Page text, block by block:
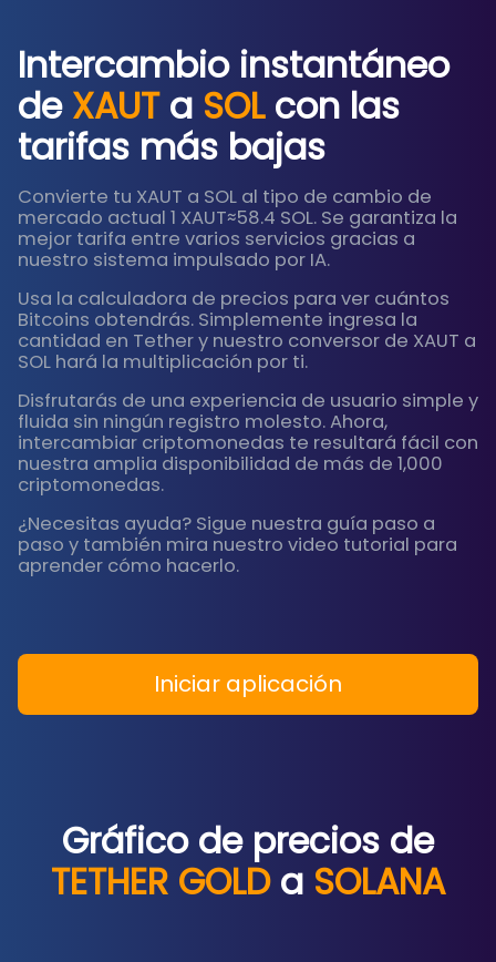
Intercambio instantáneo
de XAUTa SOLcon las
tarifas más bajas
Convierte tu XAUT a SOL al tipo de cambio de
mercado actual 1 XAUT≈58.4 SOL. Se garantiza la
mejor tarifa entre varios servicios gracias a
nuestro sistema impulsado por IA.
Usa la calculadora de precios para ver cuántos
Bitcoins obtendrás. Simplemente ingresa la
cantidad en Tether y nuestro conversor de XAUT a
SOL hará la multiplicación por ti.
Disfrutarás de una experiencia de usuario simple y
fluida sin ningún registro molesto. Ahora,
intercambiar criptomonedas te resultará fácil con
nuestra amplia disponibilidad de más de 1,000
criptomonedas.
¿Necesitas ayuda? Sigue nuestra guía paso a
paso y también mira nuestro video tutorial para
aprender cómo hacerlo.
Iniciar aplicación
Gráfico de precios de
TETHER GOLDa SOLANA